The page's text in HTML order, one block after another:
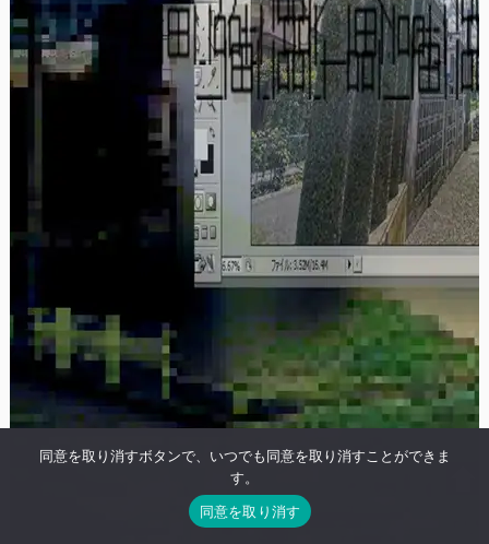
同意を取り消すボタンで、いつでも同意を取り消すことができま
す。
同意を取り消す